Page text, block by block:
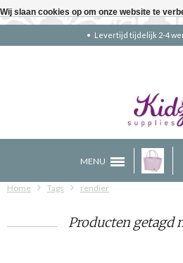
Levertijd tijdelijk 2-4
MENU
Home Tags rendier
Producten getagd
Wij slaan cookies op om onze website te